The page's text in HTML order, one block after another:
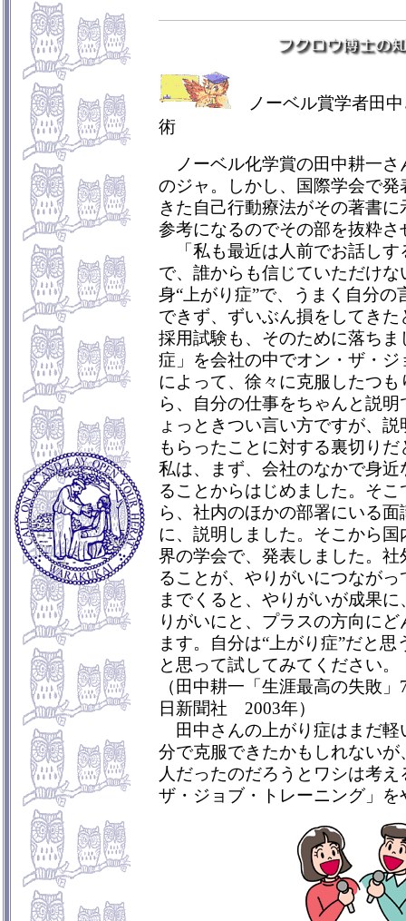
ノーベル賞学者田
術
ノーベル化学賞の田中耕一さ
のジャ。しかし、国際学会で
きた自己行動療法がその著書
参考になるのでその部を抜粋さ
「私も最近は人前でお話しす
で、誰からも信じていただけ
身“上がり症”で、うまく自分の
できず、ずいぶん損をしてき
採用試験も、そのために落ち
症」を会社の中でオン・ザ・
によって、徐々に克服したつ
ら、自分の仕事をちゃんと説
ょっときつい言い方ですが、
もらったことに対する裏切り
私は、まず、会社のなかで身
ることからはじめました。そ
ら、社内のほかの部署にいる
に、説明しました。そこから
界の学会で、発表しました。
ることが、やりがいにつなが
までくると、やりがいが成果
りがいにと、プラスの方向に
ます。自分は“上がり症”だと
と思って試してみてください。
（田中耕一「生涯最高の失
日新聞社 2003年）
田中さんの上がり症はまだ軽
分で克服できたかもしれない
人だったのだろうとワシは考
ザ・ジョブ・トレーニング」を